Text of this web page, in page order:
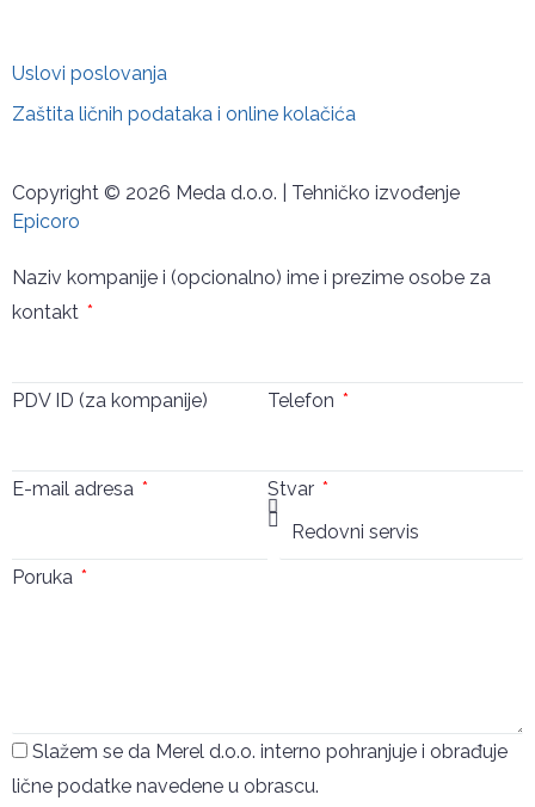
Uslovi poslovanja
Zaštita ličnih podataka i online kolačića
Copyright © 2026 Meda d.o.o. | Tehničko izvođenje
Epicoro
Naziv kompanije i (opcionalno) ime i prezime osobe za
kontakt
PDV ID (za kompanije) Telefon
E-mail adresa Stvar
Poruka
Slažem se da Merel d.o.o. interno pohranjuje i obrađuje
lične podatke navedene u obrascu.